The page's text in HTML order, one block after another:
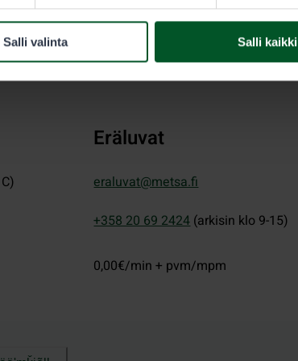
Salli valinta Salli kaikki
Eräluvat
eraluvat@metsa.fi
+358 20 69 2424(arkisin klo 9-15)
0,00€/min + pvm/mpm